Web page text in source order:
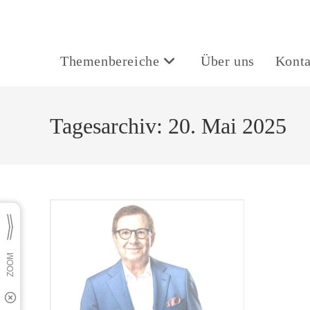
Themenbereiche Über uns
Tagesarchiv: 20. Mai 2025